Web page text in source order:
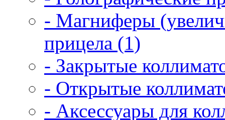
- Магниферы
прицела (1)
- Закрытые
- Открытые
- Аксессуары для